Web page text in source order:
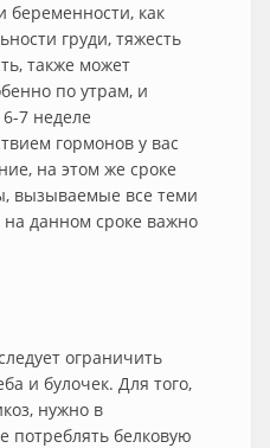
беременности, как
груди, тяжесть
также может
по утрам, и
7 неделе
гормонов у вас
на этом же сроке
вызываемые все теми
данном сроке важно
ограничить
и булочек. Для того,
нужно в
потреблять белковую